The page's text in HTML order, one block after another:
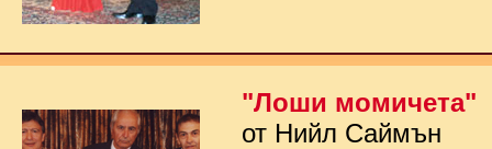
"Лоши момичета"
от Нийл Саймън